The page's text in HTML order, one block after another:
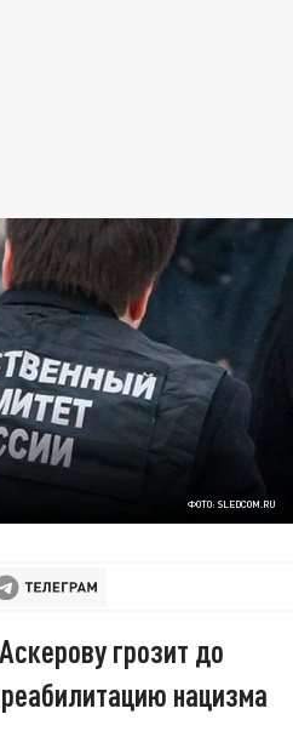
ФОТО: SLEDCOM.RU
грозит до
нацизма